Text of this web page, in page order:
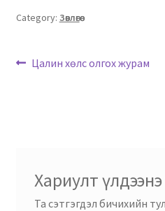
Эрсдэлийн удирдлага
Category: Зөвлөгөө
Цалин хөлс олгох журам
Хариулт үлдээнэ
Та сэтгэгдэл бичихийн